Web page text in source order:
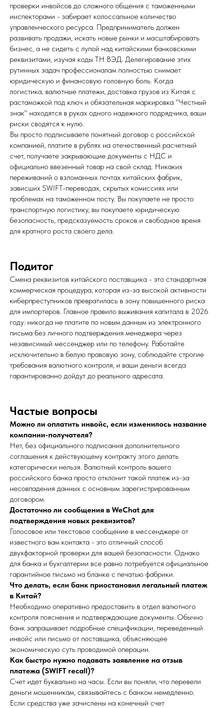
проверки инвойсов до сложного общения с таможенными
инспекторами - забирает колоссальное количество
управленческого ресурса. Предприниматель должен
развивать продажи, искать новые рынки и масштабировать
бизнес, а не сидеть с лупой над китайскими банковскими
реквизитами, изучая коды ТН ВЭД. Делегирование этих
рутинных задач профессионалам полностью снимает
юридическую и финансовую головную боль. Когда
логистика, валютные платежи, доставка грузов из Китая с
растаможкой под ключ и обязательная маркировка "Честный
знак" находятся в руках одного надежного подрядчика, ваши
риски сводятся к нулю.
Вы просто подписываете понятный договор с российской
компанией, платите в рублях на отечественный расчетный
счет, получаете закрывающие документы с НДС и
официально ввезенный товар на свой склад. Никаких
переживаний о взломанных почтах китайских фабрик,
зависших SWIFT-переводах, скрытых комиссиях или
проблемах на таможенном посту. Вы покупаете не просто
транспортную логистику, вы покупаете юридическую
безопасность, предсказуемость сроков и свободное время
для кратного роста своего дела.
Подитог
Смена реквизитов китайского поставщика - это стандартная
коммерческая процедура, которая из-за высокой активности
киберпреступников превратилась в зону повышенного риска
для импортеров. Главное правило выживания капитала в 2026
году: никогда не платите по новым данным из электронного
письма без личного подтверждения менеджера через
независимый мессенджер или по телефону. Работайте
исключительно в белую правовую зону, соблюдайте строгие
требования валютного контроля, и ваши деньги всегда
гарантированно дойдут до реального адресата.
Частые вопросы
Можно ли оплатить инвойс, если изменилось название
компании-получателя?
Нет, без официального подписания дополнительного
соглашения к действующему контракту этого делать
категорически нельзя. Валютный контроль вашего
российского банка просто отклонит такой платеж из-за
несовпадения данных с основным зарегистрированным
договором.
Достаточно ли сообщения в WeChat для
подтверждения новых реквизитов?
Голосовое или текстовое сообщение в мессенджере от
известного вам контакта - это отличный способ
двухфакторной проверки для вашей безопасности. Однако
для банка и бухгалтерии все равно потребуется официальное
гарантийное письмо на бланке с печатью фабрики.
Что делать, если банк приостановил легальный платеж
в Китай?
Необходимо оперативно предоставить в отдел валютного
контроля пояснения и подтверждающие документы. Обычно
банк запрашивает подробные спецификации, переведенный
инвойс или письмо от поставщика, объясняющее
экономическую суть проводимой операции.
Как быстро нужно подавать заявление на отзыв
платежа (SWIFT recall)?
Счет идет буквально на часы. Если вы поняли, что перевели
деньги мошенникам, связывайтесь с банком немедленно.
Если средства уже зачислены на конечный счет